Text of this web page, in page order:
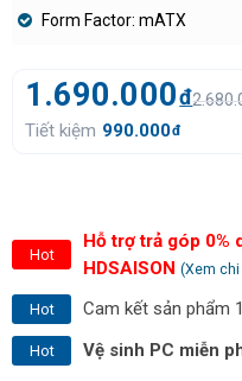
Form Factor: mATX
1.690.000đ
Tiết kiệm 990.000đ
Hot
Hỗ trợ trả góp 0%
HDSAISON (Xem chi
Hot Cam kết sản phẩm
Hot Vệ sinh PC miễn